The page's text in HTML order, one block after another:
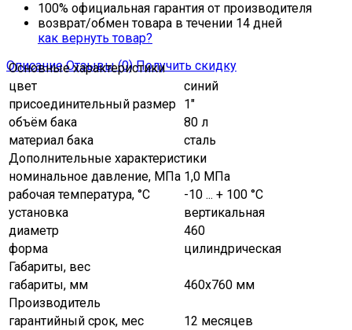
100% официальная гарантия от производителя
возврат/обмен товара в течении 14 дней
как вернуть товар?
Описание Отзывы (0) Получить скидку
Основные характеристики
цвет
синий
присоединительный размер 1"
объём бака
80 л
материал бака
сталь
Дополнительные характеристики
номинальное давление, МПа 1,0 МПа
рабочая температура, °C
-10 ... + 100 °С
установка
вертикальная
диаметр
460
форма
цилиндрическая
Габариты, вес
габариты, мм
460х760 мм
Производитель
гарантийный срок, мес
12 месяцев